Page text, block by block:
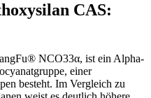
CAS:
NCO33α, ist ein Alpha-
einer
besteht. Im Vergleich zu